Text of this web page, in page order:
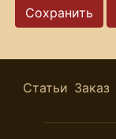
Статьи Заказ